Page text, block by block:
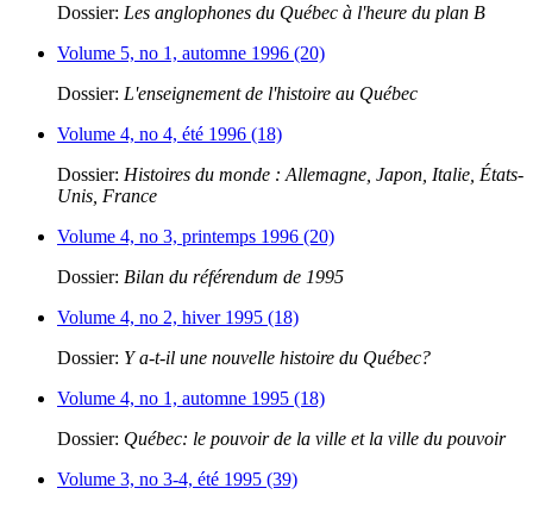
Dossier: Les anglophones du Québec à l'heure du plan B
Volume 5, no 1, automne 1996 (20)
Dossier: L'enseignement de l'histoire au Québec
Volume 4, no 4, été 1996 (18)
Dossier: Histoires du monde : Allemagne, Japon, Italie, États-
Unis, France
Volume 4, no 3, printemps 1996 (20)
Dossier: Bilan du référendum de 1995
Volume 4, no 2, hiver 1995 (18)
Dossier: Y a-t-il une nouvelle histoire du Québec?
Volume 4, no 1, automne 1995 (18)
Dossier: Québec: le pouvoir de la ville et la ville du pouvoir
Volume 3, no 3-4, été 1995 (39)